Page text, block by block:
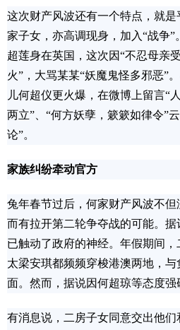
这次财产风波还有一个特点，就是
家子女，亦高调现身，加入“战争
超莲身在英国，这次因“不忍母亲
火”，大骂某某“妖魔鬼怪多邪恶”
儿何超仪更火爆，在微博上留言“
两立”、“何方妖孽，簌簌如律令”
论”。
家族纠纷牵动官方
兔年春节过后，何家财产风波不
而有拉开第二轮争夺战的可能。
已触动了政府的神经。年假期间
太梁安琪都频频穿梭港澳两地，与
面。然而，据说因何超琼等态度强
有消息说，二房子女同意交出他们